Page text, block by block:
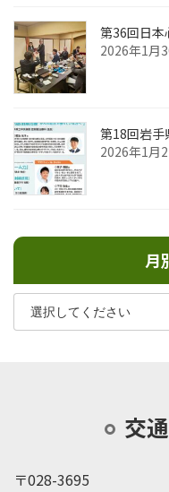
第36回日本
2026年1月
第18回岩手
2026年1月
月
交
〒028-3695